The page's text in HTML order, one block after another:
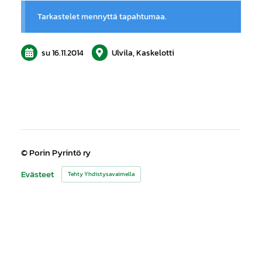
Tarkastelet mennyttä tapahtumaa.
su 16.11.2014 Ulvila, Kaskelotti
©Porin Pyrintö ry
Evästeet
Tehty Yhdistysavaimella